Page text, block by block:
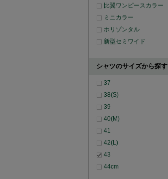
比翼ワンピースカラー
ミニカラー
ホリゾンタル
新型セミワイド
シャツのサイズから探す
37
38(S)
39
40(M)
41
42(L)
43
44cm